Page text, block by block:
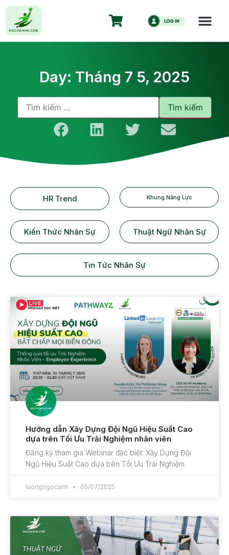
Day: Tháng 7 5, 2025
HR Trend Khung Năng Lực
Kiến Thức Nhân Sự Thuật Ngữ Nhân Sự
Tin Tức Nhân Sự
Hướng dẫn Xây Dựng Đội Ngũ Hiệu Suất Cao
dựa trên Tối Ưu Trải Nghiệm nhân viên
Đăng ký tham gia Webinar đặc biệt: Xây Dựng Đội
Ngũ Hiệu Suất Cao dựa trên Tối Ưu Trải Nghiệm
luongngocanh 05/07/2025